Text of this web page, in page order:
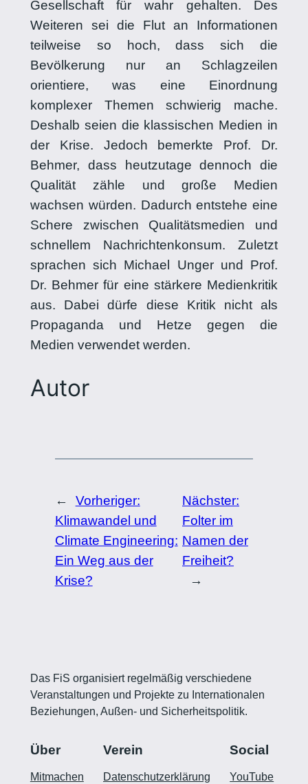
Gesellschaft für wahr gehalten. Des
Weiteren sei die Flut an Informationen
teilweise so hoch, dass sich die
Bevölkerung nur an Schlagzeilen
orientiere, was eine Einordnung
komplexer Themen schwierig mache.
Deshalb seien die klassischen Medien in
der Krise. Jedoch bemerkte Prof. Dr.
Behmer, dass heutzutage dennoch die
Qualität zähle und große Medien
wachsen würden. Dadurch entstehe eine
Schere zwischen Qualitätsmedien und
schnellem Nachrichtenkonsum. Zuletzt
sprachen sich Michael Unger und Prof.
Dr. Behmer für eine stärkere Medienkritik
aus. Dabei dürfe diese Kritik nicht als
Propaganda und Hetze gegen die
Medien verwendet werden.
Autor
←
Vorheriger:
Klimawandel und
Climate Engineering:
Ein Weg aus der
Krise?
Nächster:
Folter im
Namen der
Freiheit?
→
Das FiS organisiert regelmäßig verschiedene
Veranstaltungen und Projekte zu Internationalen
Beziehungen, Außen- und Sicherheitspolitik.
Über
Mitmachen
Verein
Datenschutzerklärung
Social
YouTube